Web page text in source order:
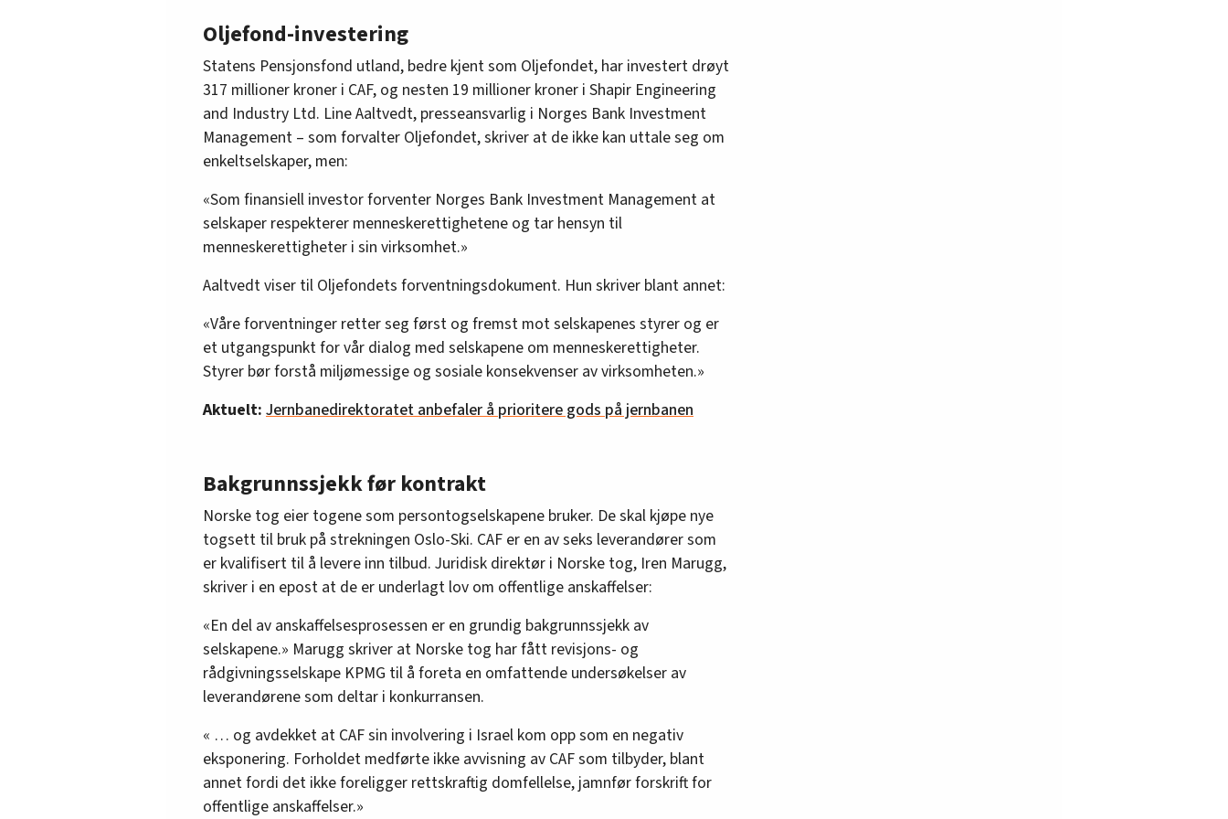
Oljefond-investering
Statens Pensjonsfond utland, bedre kjent som Oljefondet, har investert drøyt
317 millioner kroner i CAF, og nesten 19 millioner kroner i Shapir Engineering
and Industry Ltd. Line Aaltvedt, presseansvarlig i Norges Bank Investment
Management – som forvalter Oljefondet, skriver at de ikke kan uttale seg om
enkeltselskaper, men:
«Som finansiell investor forventer Norges Bank Investment Management at
selskaper respekterer menneskerettighetene og tar hensyn til
menneskerettigheter i sin virksomhet.»
Aaltvedt viser til Oljefondets forventningsdokument. Hun skriver blant annet:
«Våre forventninger retter seg først og fremst mot selskapenes styrer og er
et utgangspunkt for vår dialog med selskapene om menneskerettigheter.
Styrer bør forstå miljømessige og sosiale konsekvenser av virksomheten.»
Aktuelt: Jernbanedirektoratet anbefaler å prioritere gods på jernbanen
Bakgrunnssjekk før kontrakt
Norske tog eier togene som persontogselskapene bruker. De skal kjøpe nye
togsett til bruk på strekningen Oslo-Ski. CAF er en av seks leverandører som
er kvalifisert til å levere inn tilbud. Juridisk direktør i Norske tog, Iren Marugg,
skriver i en epost at de er underlagt lov om offentlige anskaffelser:
«En del av anskaffelsesprosessen er en grundig bakgrunnssjekk av
selskapene.» Marugg skriver at Norske tog har fått revisjons- og
rådgivningsselskape KPMG til å foreta en omfattende undersøkelser av
leverandørene som deltar i konkurransen.
« … og avdekket at CAF sin involvering i Israel kom opp som en negativ
eksponering. Forholdet medførte ikke avvisning av CAF som tilbyder, blant
annet fordi det ikke foreligger rettskraftig domfellelse, jamnfør forskrift for
offentlige anskaffelser.»